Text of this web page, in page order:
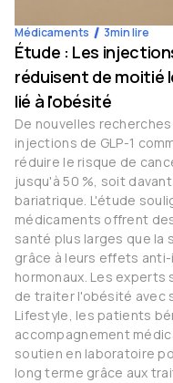
Médicaments 3min lire
Étude : Les
réduisent de moitié
lié à l'obésité
De nouvelles
injections de GLP-1
réduire le risque de
jusqu'à 50 %, soit
bariatrique. L'étude
médicaments offrent
santé plus larges que la
grâce à leurs effets
hormonaux. Les
de traiter l'obésité avec
Lifestyle, les patients
accompagnement
soutien en laboratoire
long terme grâce aux